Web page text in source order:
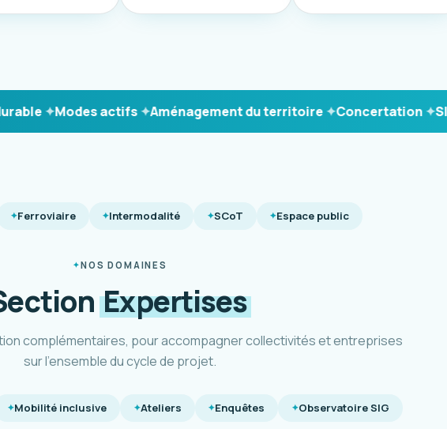
Modes actifs Aménagement du territoire Concertation SIG
Ferroviaire Intermodalité SCoT Espace public
NOS DOMAINES
Expertises
complémentaires, pour accompagner collectivités et entreprises
sur l'ensemble du cycle de projet.
Mobilité inclusive Ateliers Enquêtes Observatoire SIG